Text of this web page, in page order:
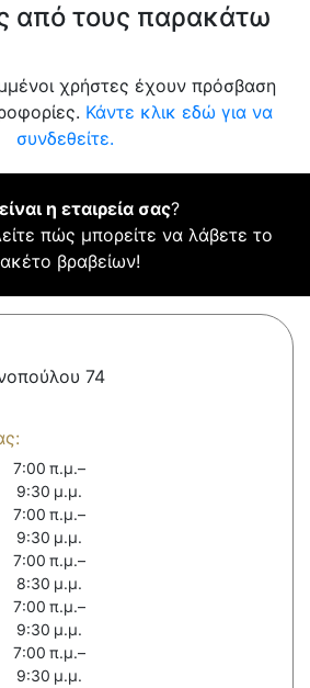
από τους παρακάτω
χρήστες έχουν πρόσβαση
Κάντε κλικ εδώ για να
συνδεθείτε.
η εταιρεία σας?
πώς μπορείτε να λάβετε το
βραβείων!
74
7:00 π.μ.–
9:30 μ.μ.
7:00 π.μ.–
9:30 μ.μ.
7:00 π.μ.–
8:30 μ.μ.
7:00 π.μ.–
9:30 μ.μ.
7:00 π.μ.–
9:30 μ.μ.